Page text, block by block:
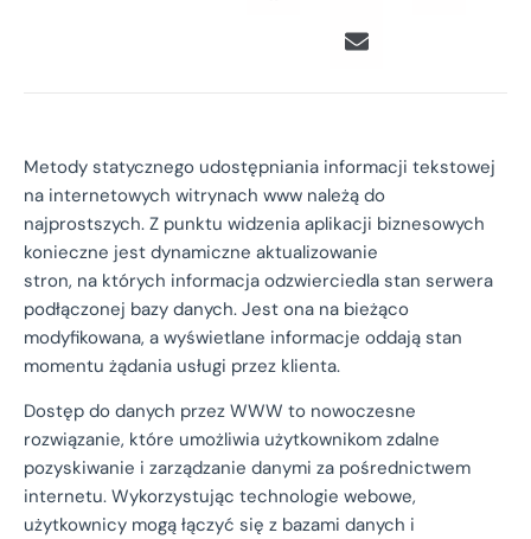
Metody statycznego udostępniania informacji tekstowej
na internetowych witrynach www należą do
najprostszych. Z punktu widzenia aplikacji biznesowych
konieczne jest dynamiczne aktualizowanie
stron, na których informacja odzwierciedla stan serwera
podłączonej bazy danych. Jest ona na bieżąco
modyfikowana, a wyświetlane informacje oddają stan
momentu żądania usługi przez klienta.
Dostęp do danych przez WWW to nowoczesne
rozwiązanie, które umożliwia użytkownikom zdalne
pozyskiwanie i zarządzanie danymi za pośrednictwem
internetu. Wykorzystując technologie webowe,
użytkownicy mogą łączyć się z bazami danych i